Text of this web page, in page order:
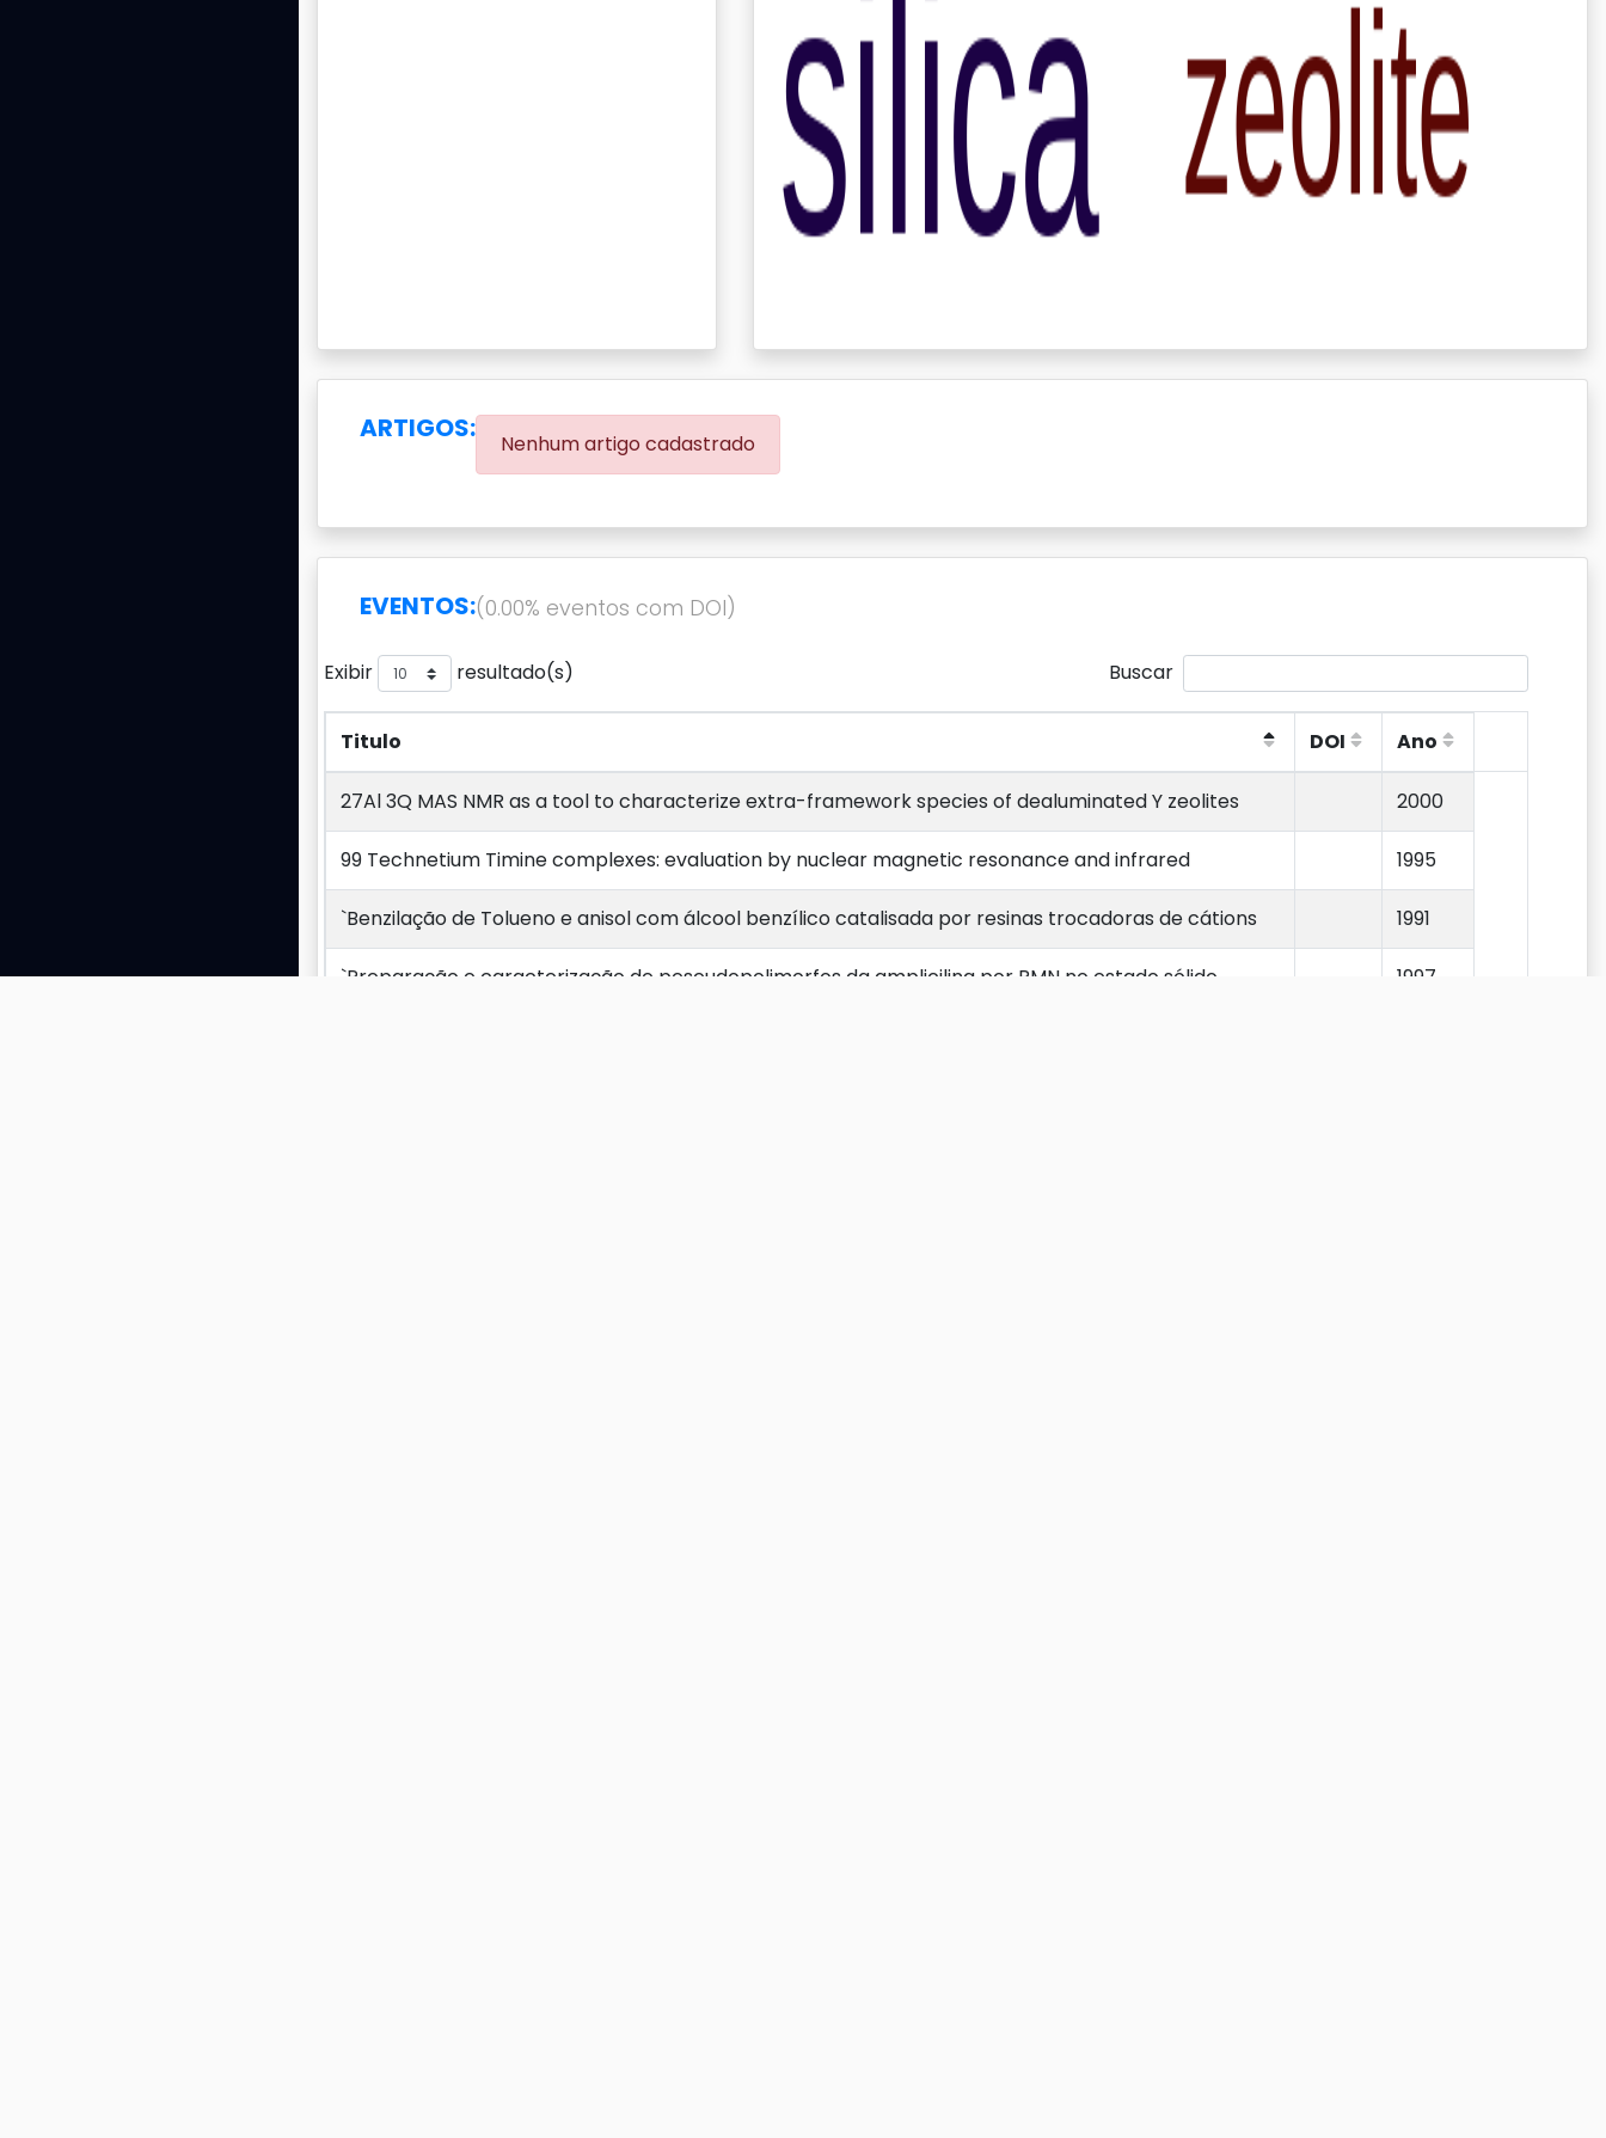
ARTIGOS: Nenhum artigo cadastrado
EVENTOS:(0.00% eventos com DOI)
Exibir resultado(s) Buscar
Titulo DOI
Ano
27Al 3Q MAS NMR as a tool to characterize extra-framework species of dealuminated Y zeolites 2000
99 Technetium Timine complexes: evaluation by nuclear magnetic resonance and infrared 1995
`Benzilação de Tolueno e anisol com álcool benzílico catalisada por resinas trocadoras de cátions 1991
`Preparação e caracterização de peseudopolimorfos da amplicilina por RMN no estado sólido 1997